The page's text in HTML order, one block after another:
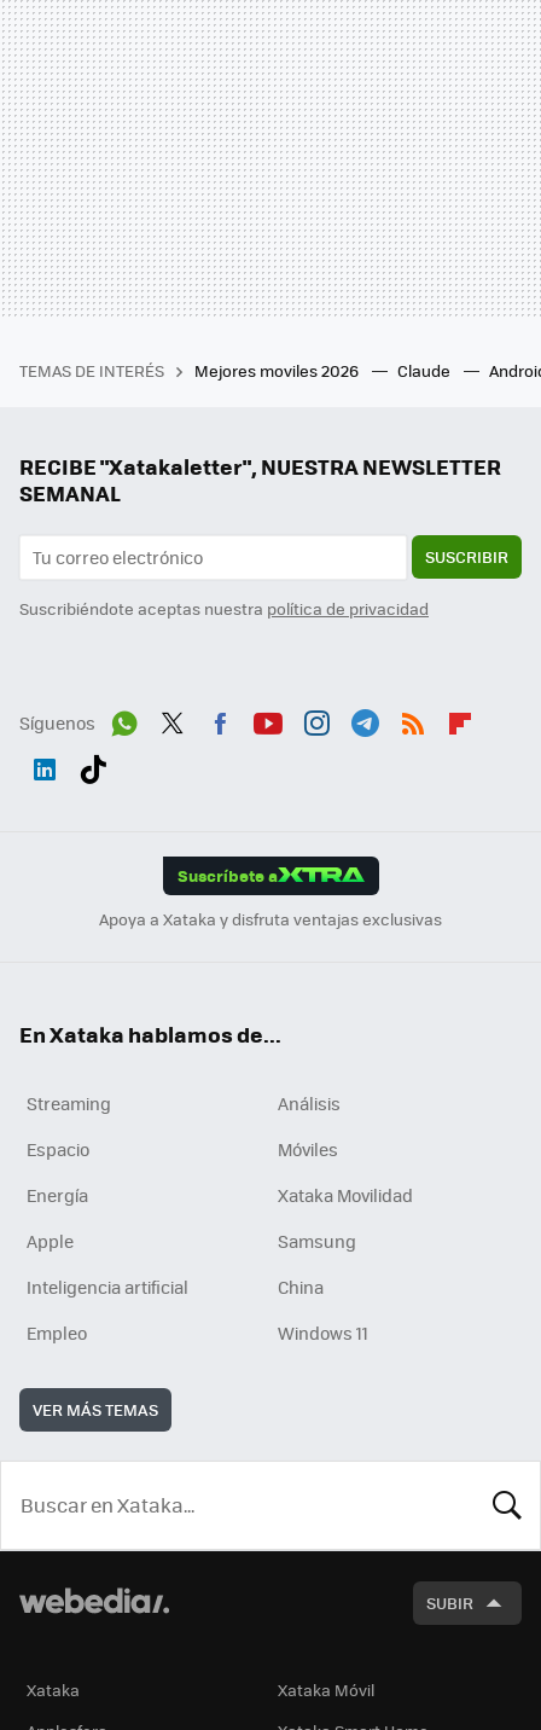
TEMAS DE INTERÉS Mejores moviles 2026 Claude
RECIBE "Xatakaletter", NUESTRA NEWSLETTER
SEMANAL
SUSCRIBIR
Suscribiéndote aceptas nuestra política de privacidad
Síguenos
Suscríbete a
Apoya a Xataka y disfruta ventajas exclusivas
En Xataka hablamos de...
Streaming
Análisis
Espacio
Móviles
Energía
Xataka Movilidad
Apple
Samsung
Inteligencia artificial
China
Empleo
Windows 11
VER MÁS TEMAS
SUBIR
Xataka
Xataka Móvil